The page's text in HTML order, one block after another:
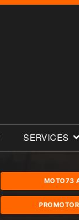
SERVICES
MOTO73